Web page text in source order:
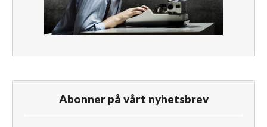
Abonner på vårt nyhetsbrev